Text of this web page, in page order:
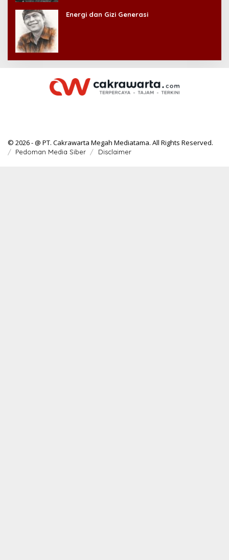
Energi dan Gizi Generasi
© 2026 - @ PT. Cakrawarta Megah Mediatama. All Rights Reserved.
Pedoman Media Siber Disclaimer